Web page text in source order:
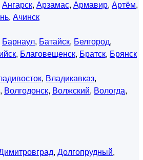
Ангарск, Арзамас, Армавир, Артём,
, Ачинск
Барнаул, Батайск, Белгород,
, Благовещенск, Братск, Брянск
, Владикавказ,
, Волгодонск, Волжский, Вологда,
, Долгопрудный,